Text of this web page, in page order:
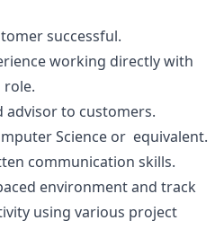
successful.
working directly with
role.
advisor to customers.
Science or equivalent.
communication skills.
environment and track
using various project